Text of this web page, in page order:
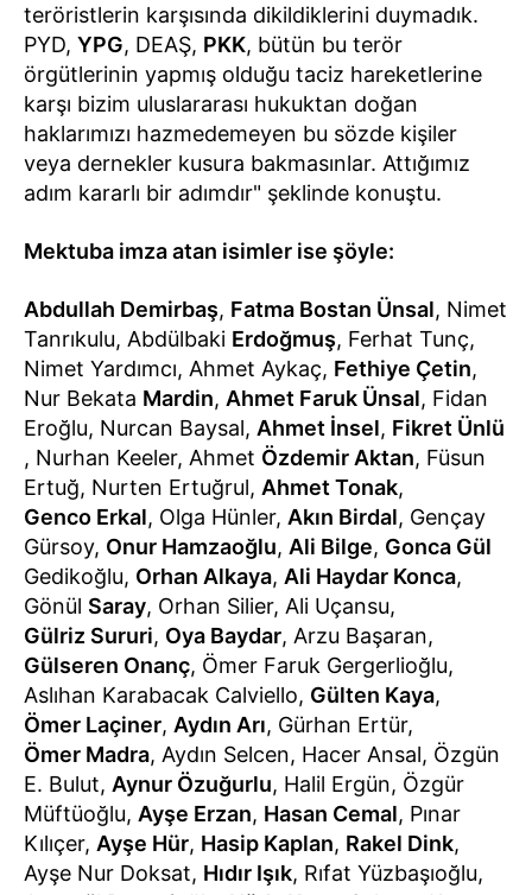
teröristlerin karşısında dikildiklerini duymadık.
PYD, YPG, DEAŞ, PKK, bütün bu terör
örgütlerinin yapmış olduğu taciz hareketlerine
karşı bizim uluslararası hukuktan doğan
haklarımızı hazmedemeyen bu sözde kişiler
veya dernekler kusura bakmasınlar. Attığımız
adım kararlı bir adımdır" şeklinde konuştu.
Mektuba imza atan isimler ise şöyle:
Abdullah Demirbaş, Fatma Bostan Ünsal, Nimet
Tanrıkulu, Abdülbaki Erdoğmuş, Ferhat Tunç,
Nimet Yardımcı, Ahmet Aykaç, Fethiye Çetin,
Nur Bekata Mardin, Ahmet Faruk Ünsal, Fidan
Eroğlu, Nurcan Baysal, Ahmet İnsel, Fikret Ünlü
, Nurhan Keeler, Ahmet Özdemir Aktan, Füsun
Ertuğ, Nurten Ertuğrul, Ahmet Tonak,
Genco Erkal, Olga Hünler, Akın Birdal, Gençay
Gürsoy, Onur Hamzaoğlu, Ali Bilge, Gonca Gül
Gedikoğlu, Orhan Alkaya, Ali Haydar Konca,
Gönül Saray, Orhan Silier, Ali Uçansu,
Gülriz Sururi, Oya Baydar, Arzu Başaran,
Gülseren Onanç, Ömer Faruk Gergerlioğlu,
Aslıhan Karabacak Calviello, Gülten Kaya,
Ömer Laçiner, Aydın Arı, Gürhan Ertür,
Ömer Madra, Aydın Selcen, Hacer Ansal, Özgün
E. Bulut, Aynur Özuğurlu, Halil Ergün, Özgür
Müftüoğlu, Ayşe Erzan, Hasan Cemal, Pınar
Kılıçer, Ayşe Hür, Hasip Kaplan, Rakel Dink,
Ayşe Nur Doksat, Hıdır Işık, Rıfat Yüzbaşıoğlu,